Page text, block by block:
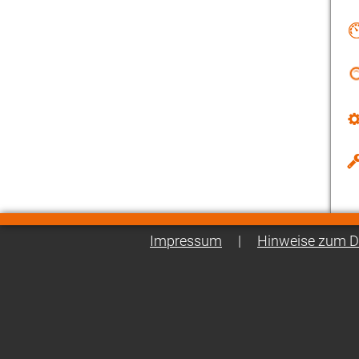
Impressum | Hinweise zum